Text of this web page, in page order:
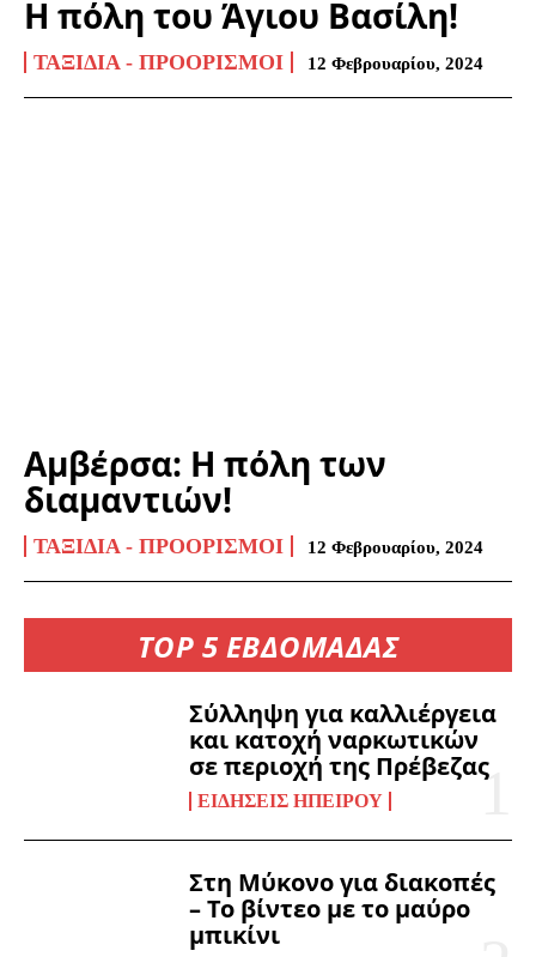
Η πόλη του Άγιου Βασίλη!
ΤΑΞΊΔΙΑ - ΠΡΟΟΡΙΣΜΟΊ 12 Φεβρουαρίου, 2024
Αμβέρσα: Η πόλη των
διαμαντιών!
ΤΑΞΊΔΙΑ - ΠΡΟΟΡΙΣΜΟΊ 12 Φεβρουαρίου, 2024
TOP 5 ΕΒΔΟΜΑΔΑΣ
Σύλληψη για καλλιέργεια
και κατοχή ναρκωτικών
σε περιοχή της Πρέβεζας
ΕΙΔΉΣΕΙΣ ΗΠΕΊΡΟΥ
Στη Μύκονο για διακοπές
– Το βίντεο με το μαύρο
μπικίνι